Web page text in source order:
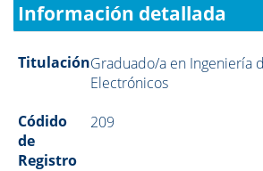
Información detallada
TitulaciónGraduado/a en Ingeniería
Electrónicos
Códido
de
Registro
209